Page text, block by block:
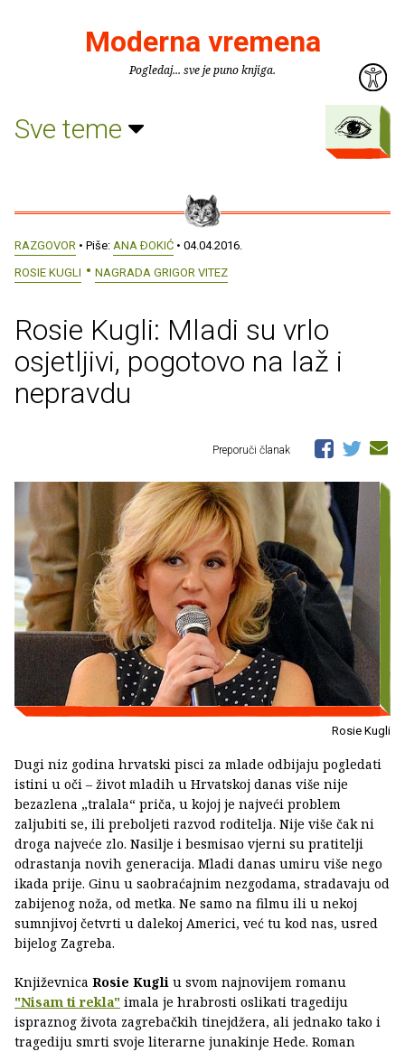
Moderna vremena
Pogledaj... sve je puno knjiga.
Sve teme
RAZGOVOR • Piše: ANA ÐOKIĆ • 04.04.2016.
ROSIE KUGLI
NAGRADA GRIGOR VITEZ
Rosie Kugli: Mladi su vrlo
osjetljivi, pogotovo na laž i
nepravdu
Preporuči članak
Rosie Kugli
Dugi niz godina hrvatski pisci za mlade odbijaju pogledati
istini u oči – život mladih u Hrvatskoj danas više nije
bezazlena „tralala“ priča, u kojoj je najveći problem
zaljubiti se, ili preboljeti razvod roditelja. Nije više čak ni
droga najveće zlo. Nasilje i besmisao vjerni su pratitelji
odrastanja novih generacija. Mladi danas umiru više nego
ikada prije. Ginu u saobraćajnim nezgodama, stradavaju od
zabijenog noža, od metka. Ne samo na filmu ili u nekoj
sumnjivoj četvrti u dalekoj Americi, već tu kod nas, usred
bijelog Zagreba.
Književnica Rosie Kugli u svom najnovijem romanu
"Nisam ti rekla" imala je hrabrosti oslikati tragediju
ispraznog života zagrebačkih tinejdžera, ali jednako tako i
tragediju smrti svoje literarne junakinje Hede. Roman